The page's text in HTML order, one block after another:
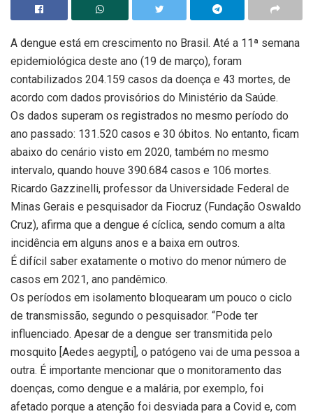
A dengue está em crescimento no Brasil. Até a 11ª semana
epidemiológica deste ano (19 de março), foram
contabilizados 204.159 casos da doença e 43 mortes, de
acordo com dados provisórios do Ministério da Saúde.
Os dados superam os registrados no mesmo período do
ano passado: 131.520 casos e 30 óbitos. No entanto, ficam
abaixo do cenário visto em 2020, também no mesmo
intervalo, quando houve 390.684 casos e 106 mortes.
Ricardo Gazzinelli, professor da Universidade Federal de
Minas Gerais e pesquisador da Fiocruz (Fundação Oswaldo
Cruz), afirma que a dengue é cíclica, sendo comum a alta
incidência em alguns anos e a baixa em outros.
É difícil saber exatamente o motivo do menor número de
casos em 2021, ano pandêmico.
Os períodos em isolamento bloquearam um pouco o ciclo
de transmissão, segundo o pesquisador. “Pode ter
influenciado. Apesar de a dengue ser transmitida pelo
mosquito [Aedes aegypti], o patógeno vai de uma pessoa a
outra. É importante mencionar que o monitoramento das
doenças, como dengue e a malária, por exemplo, foi
afetado porque a atenção foi desviada para a Covid e, com